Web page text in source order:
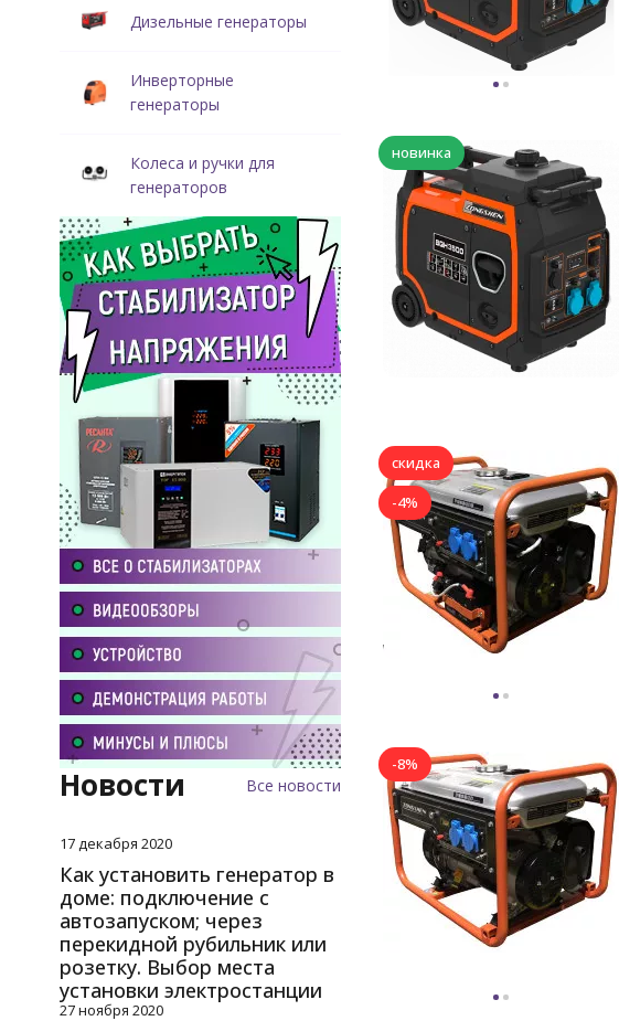
новинка
скидка
-4%
-8%
Дизельные генераторы
Инверторные
генераторы
Колеса и ручки для
генераторов
Новости Все новости
17 декабря 2020
Как установить генератор в
доме: подключение с
автозапуском; через
перекидной рубильник или
розетку. Выбор места
установки электростанции
27 ноября 2020